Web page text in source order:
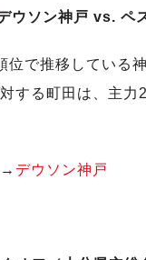
ウソン神戸 vs. ペ
位で推移している
する町田は、主
→ デウソン神戸